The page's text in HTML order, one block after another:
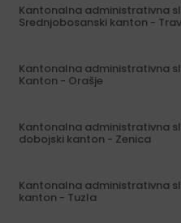
Kantonalna administrativna
Srednjobosanski kanton -
Kantonalna administrativna
Kanton - Orašje
Kantonalna administrativna
dobojski kanton - Zenica
Kantonalna administrativna
kanton - Tuzla